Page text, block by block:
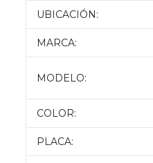
UBICACIÓN:
MARCA:
MODELO:
COLOR:
PLACA: